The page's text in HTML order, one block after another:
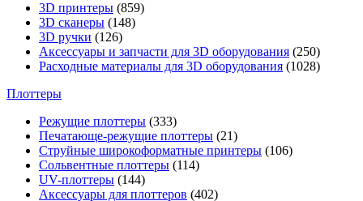
3D принтеры (859)
3D сканеры (148)
3D ручки (126)
Аксессуары и запчасти для 3D оборудования (250)
Расходные материалы для 3D оборудования (1028)
Плоттеры
Режущие плоттеры (333)
Печатающе-режущие плоттеры (21)
Струйные широкоформатные принтеры (106)
Сольвентные плоттеры (114)
UV-плоттеры (144)
Аксессуары для плоттеров (402)